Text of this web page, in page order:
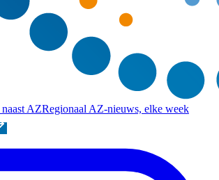
AZRegionaal AZ-nieuws, elke week